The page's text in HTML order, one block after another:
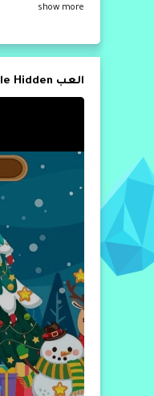
So, if you are
show more
العب Santa Claus Miracle Hidden